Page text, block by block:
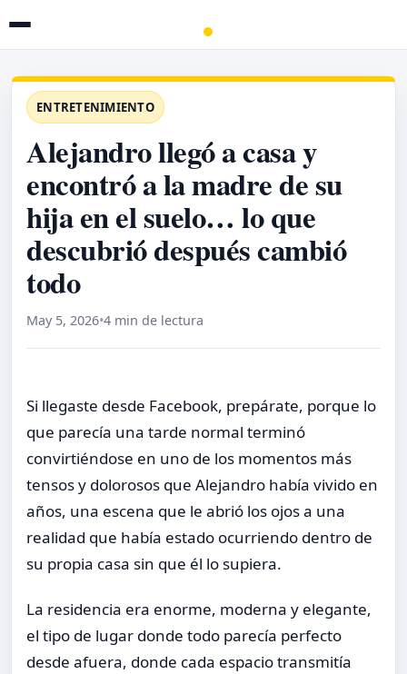
ENTRETENIMIENTO
Alejandro llegó a casa y
encontró a la madre de su
hija en el suelo… lo que
descubrió después cambió
todo
May 5, 2026•4 min de lectura
Si llegaste desde Facebook, prepárate, porque lo
que parecía una tarde normal terminó
convirtiéndose en uno de los momentos más
tensos y dolorosos que Alejandro había vivido en
años, una escena que le abrió los ojos a una
realidad que había estado ocurriendo dentro de
su propia casa sin que él lo supiera.
La residencia era enorme, moderna y elegante,
el tipo de lugar donde todo parecía perfecto
desde afuera, donde cada espacio transmitía